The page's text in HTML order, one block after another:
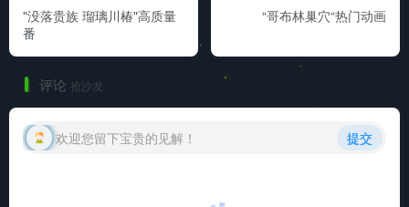
"没落贵族 瑠璃川椿"高质量
番
“哥布林巢穴“热门动画
评论 抢沙发
欢迎您留下宝贵的见解！ 提交